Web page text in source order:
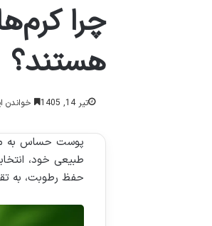
چرا
هستند؟
تیر 14, 1405 خواندن این مطلب
پوست حساس به
طبیعی خود،
حفظ رطوبت، به